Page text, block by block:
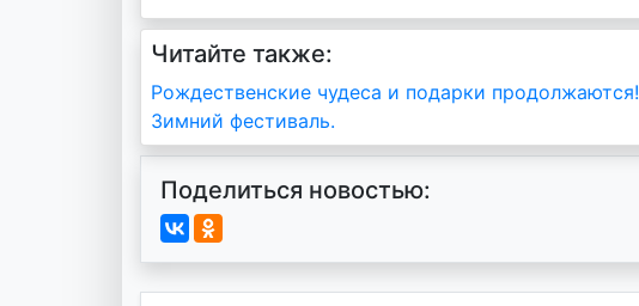
v
d
m
d
Читайте также:
Навигация
по
записям
Рождественские чудеса и подарки продолжаются!
Зимний фестиваль.
Поделиться новостью: